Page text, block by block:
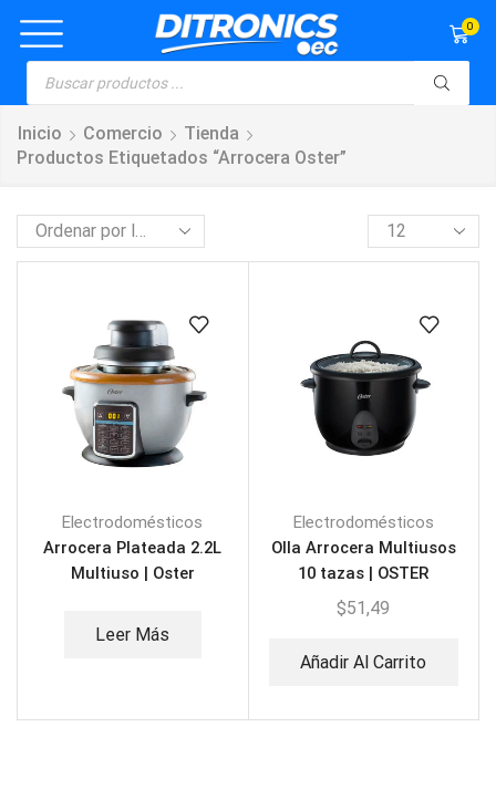
0
Inicio Comercio
Tienda
Productos Etiquetados “arrocera Oster”
Electrodomésticos
Arrocera Plateada 2.2L
Multiuso | Oster
Leer Más
Electrodomésticos
Olla Arrocera Multiusos
10 tazas | OSTER
CKSTRC1700B
$51,49
Añadir Al Carrito